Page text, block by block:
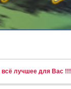
всё лучшее для Вас !!!